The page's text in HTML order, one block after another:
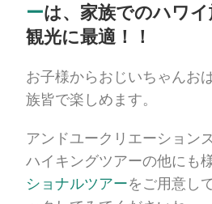
ーは、家族でのハワ
観光に最適！！
お子様からおじいちゃんお
族皆で楽しめます。
アンドユークリエーション
ハイキングツアーの他にも
ショナルツアーをご用意し